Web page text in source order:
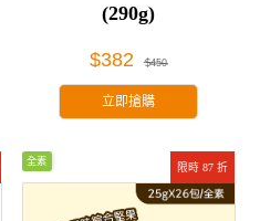
(290g)
$382 $450
立即搶購
限時 87 折
全素